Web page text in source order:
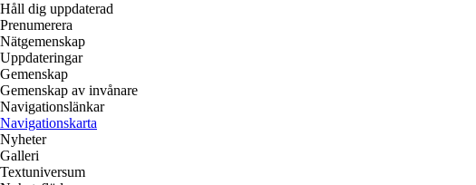
Håll dig uppdaterad
Prenumerera
Nätgemenskap
Uppdateringar
Gemenskap
Gemenskap av invånare
Navigationslänkar
Navigationskarta
Nyheter
Galleri
Textuniversum